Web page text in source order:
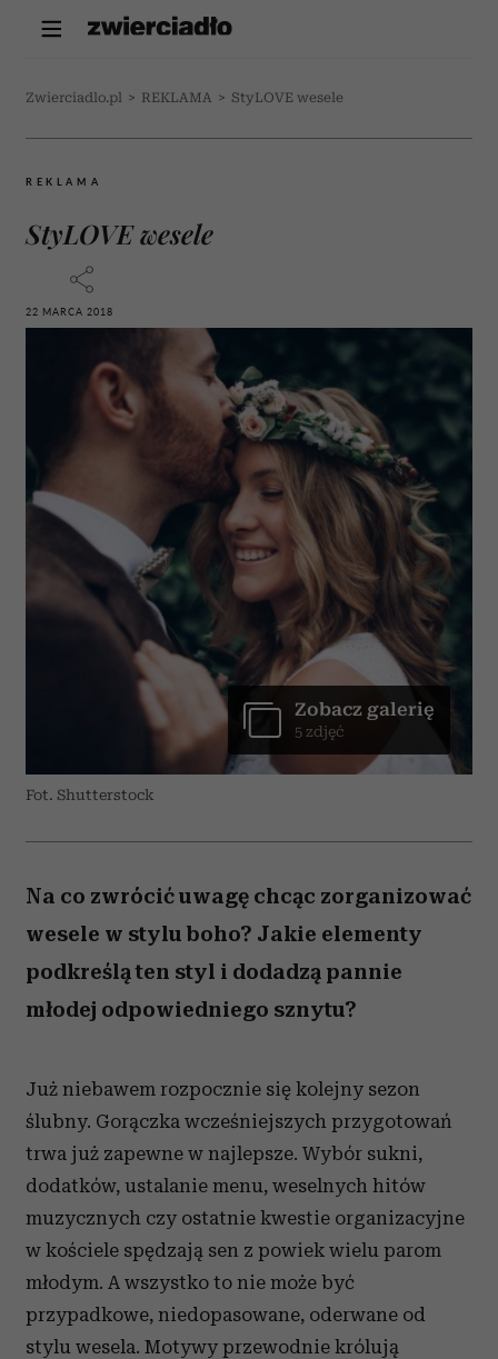
Zwierciadlo.pl > REKLAMA > StyLOVE wesele
REKLAMA
StyLOVE wesele
22 MARCA 2018
Fot. Shutterstock
Zobacz galerię
5 zdjęć
Na co zwrócić uwagę chcąc zorganizować
wesele w stylu boho? Jakie elementy
podkreślą ten styl i dodadzą pannie
młodej odpowiedniego sznytu?
Już niebawem rozpocznie się kolejny sezon
ślubny. Gorączka wcześniejszych przygotowań
trwa już zapewne w najlepsze. Wybór sukni,
dodatków, ustalanie menu, weselnych hitów
muzycznych czy ostatnie kwestie organizacyjne
w kościele spędzają sen z powiek wielu parom
młodym. A wszystko to nie może być
przypadkowe, niedopasowane, oderwane od
stylu wesela. Motywy przewodnie królują